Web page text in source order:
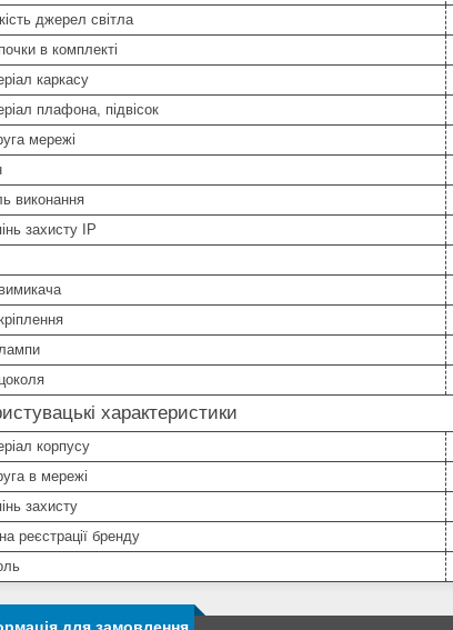
джерел світла
в комплекті
каркасу
плафона, підвісок
мережі
виконання
захисту IP
характеристики
корпусу
в мережі
захисту
реєстрації бренду